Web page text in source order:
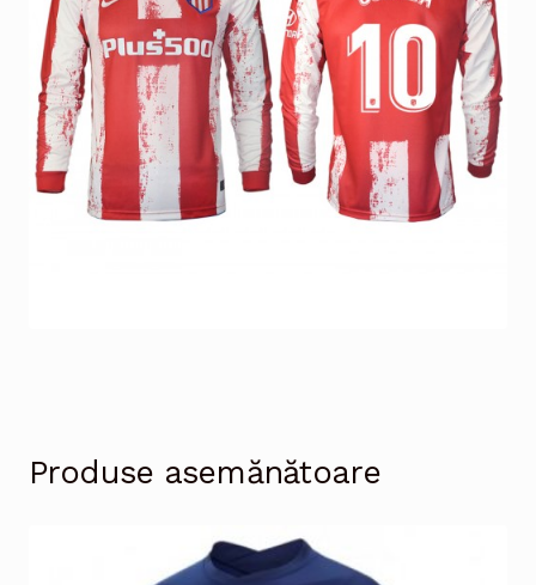
Produse asemănătoare